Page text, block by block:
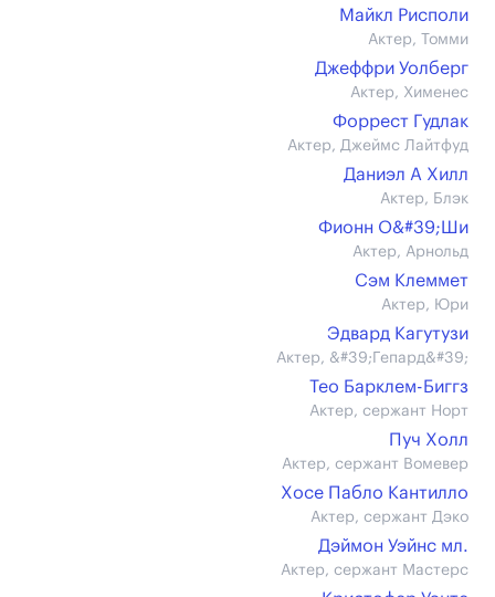
Майкл Рисполи
Актер, Томми
Джеффри Уолберг
Актер, Хименес
Форрест Гудлак
Актер, Джеймс Лайтфуд
Даниэл А Хилл
Актер, Блэк
Фионн О&#39;Ши
Актер, Арнольд
Сэм Клеммет
Актер, Юри
Эдвард Кагутузи
Актер, &#39;Гепард&#39;
Тео Барклем-Биггз
Актер, сержант Норт
Пуч Холл
Актер, сержант Вомевер
Хосе Пабло Кантилло
Актер, сержант Дэко
Дэймон Уэйнс мл.
Актер, сержант Мастерс